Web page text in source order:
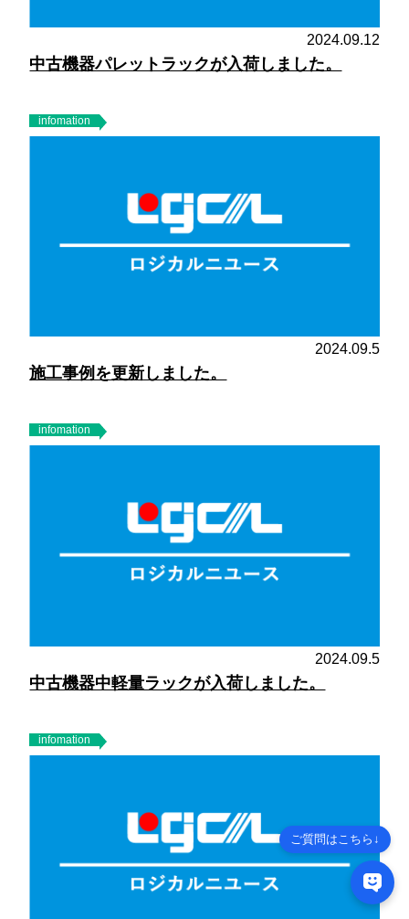
2024.09.12
中古機器パレットラックが入荷しました。
infomation
2024.09.5
施工事例を更新しました。
infomation
2024.09.5
中古機器中軽量ラックが入荷しました。
infomation
ご質問はこちら↓